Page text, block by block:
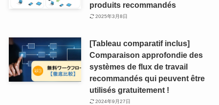
produits recommandés
2025年3月8日
[Tableau comparatif inclus]
Comparaison approfondie des
systèmes de flux de travail
recommandés qui peuvent être
utilisés gratuitement !
2024年9月27日